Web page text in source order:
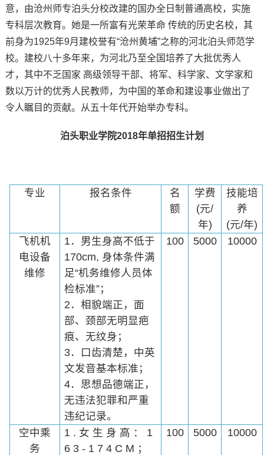
意，由沧州师专泊头分校改建的国办全日制普通高校，实施
专科层次教育。她是一所富有光荣革命 传统的历史名校，其
前身为1925年9月建校誉有“沧州黄埔”之称的河北泊头师范学
校。建校八十多年来，为河北乃至全国培养了大批优秀人
才，其中不乏国家 高级领导干部、将军、科学家、文学家和
数以万计的优秀人民教师，为中国的革命和建设事业做出了
令人瞩目的贡献。从五十年代开始举办专科。
泊头职业学院2018年单招招生计划
专业 报名条件
名
额
学费
(元/
年)
技能培
养
(元/年)
飞机机
电设备
维修
1．男生身高不低于
170cm, 身体条件满
足“机务维修人员体
检标准”；
2．相貌端正，面
部、颈部无明显疤
痕、无纹身；
3．口齿清楚，中英
文发音基本标准；
4．思想品德端正，
无违法犯罪和严重
违纪记录。
100 5000 10000
空中乘
务
1 . 女 生 身 高 ： 1
6 3 - 1 7 4 C M ；
100 5000 10000